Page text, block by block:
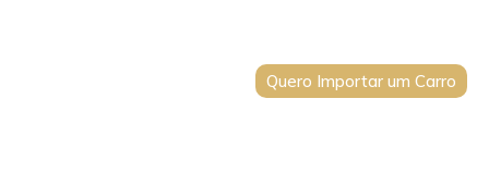
Quero Importar um Carro